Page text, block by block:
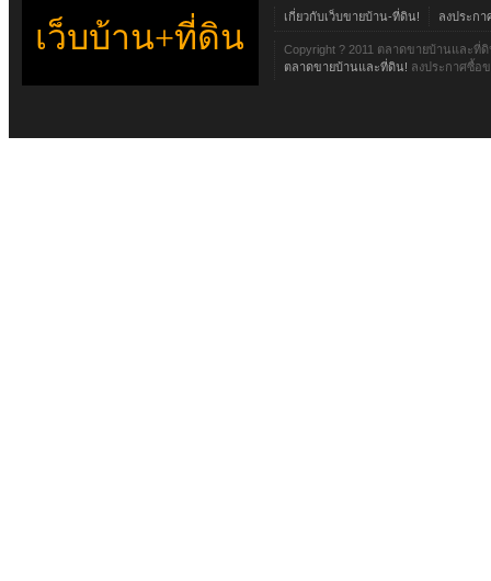
เว็บบ้าน+ที่ดิน
เกี่ยวกับเว็บขายบ้าน-ที่ดิน! ลงประก
Copyright ? 2011 ตลาดขายบ้านและที่
ตลาดขายบ้านและที่ดิน! ลงประกาศซื้อ